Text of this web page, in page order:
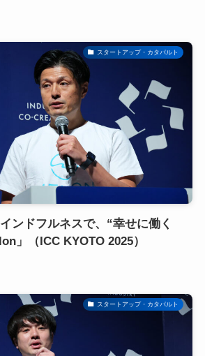
スタートアップ・カタパルト
ンドフルネスで、“幸せに働く
」（ICC KYOTO 2025）
スタートアップ・カタパルト